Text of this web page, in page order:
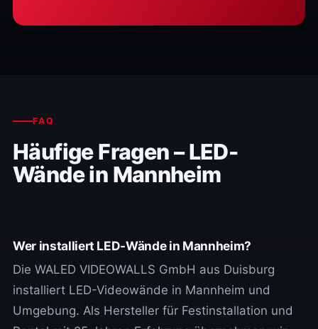
FAQ
Häufige Fragen – LED-
Wände in Mannheim
Wer installiert LED-Wände in Mannheim?
Die WALED VIDEOWALLS GmbH aus Duisburg
installiert LED-Videowände in Mannheim und
Umgebung. Als Hersteller für Festinstallation und